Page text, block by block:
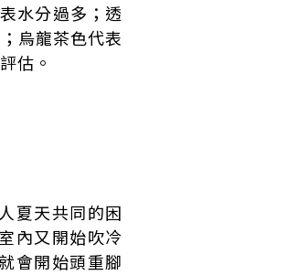
水分過多；透
烏龍茶色代表
估。
夏天共同的困
內又開始吹冷
會開始頭重腳